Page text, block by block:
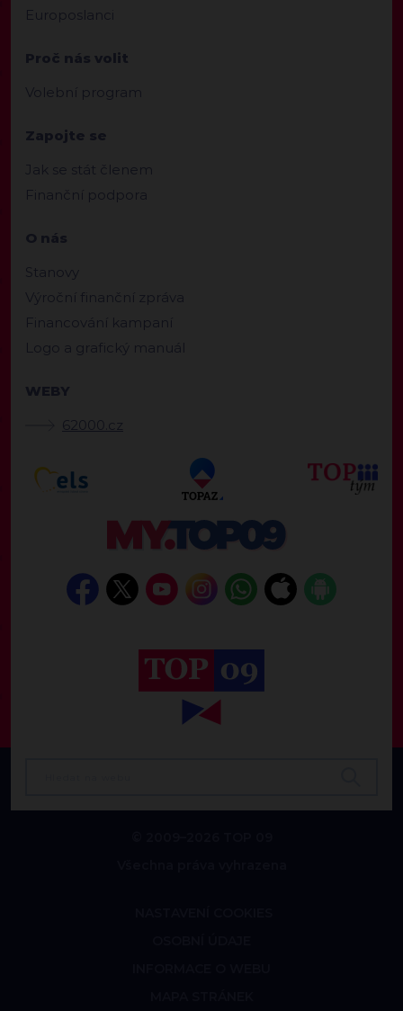
Europoslanci
Proč nás volit
Volební program
Zapojte se
Jak se stát členem
Finanční podpora
O nás
Stanovy
Výroční finanční zpráva
Financování kampaní
Logo a grafický manuál
WEBY
62000.cz